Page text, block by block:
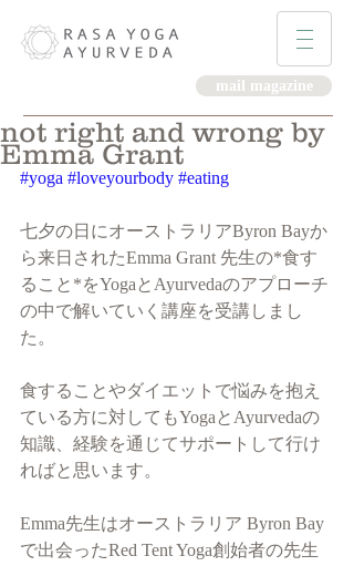
mail magazine
not right and wrong by
Emma Grant
#yoga #loveyourbody #eating
七夕の日にオーストラリアByron Bayか
ら来日されたEmma Grant 先生の*食す
ること*をYogaとAyurvedaのアプローチ
の中で解いていく講座を受講しまし
た。
食することやダイエットで悩みを抱え
ている方に対してもYogaとAyurvedaの
知識、経験を通じてサポートして行け
ればと思います。
Emma先生はオーストラリア Byron Bay
で出会ったRed Tent Yoga創始者の先生